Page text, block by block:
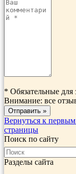
* Обязательные для
Внимание: все
Вернуться к
страницы
Поиск по сайту
Разделы сайта